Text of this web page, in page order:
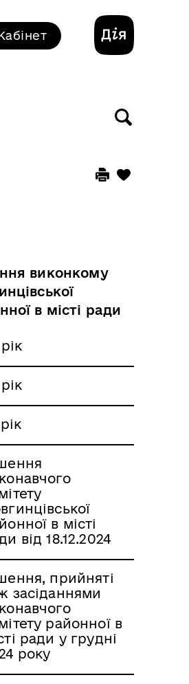
виконкому
в місті ради
в місті
від 18.12.2024
прийняті
засіданнями
районної в
ради у грудні
року